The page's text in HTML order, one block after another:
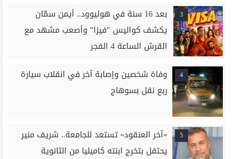
3
بعد 16 سنة في هوليوود.. أيمن سمّان
يكشف كواليس "فيزا" وأصعب مشهد مع
القرش الساعة 4 الفجر
4
وفاة شخصين وإصابة آخر في انقلاب سيارة
ربع نقل بسوهاج
5
«آخر العنقود» تستعد للجامعة.. شريف منير
يحتفل بتخرج ابنته كاميليا من الثانوية